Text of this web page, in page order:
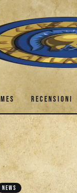
RECENSIONI
GAMES
NEWS